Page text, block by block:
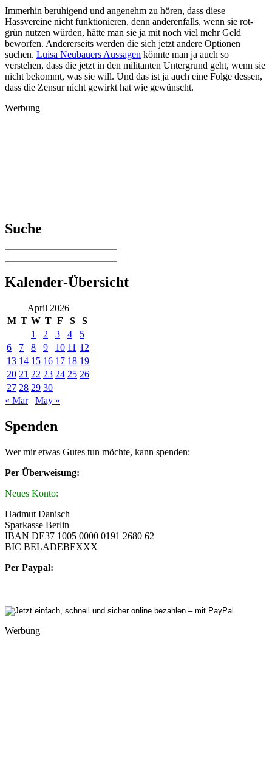
Immerhin beruhigend und angenehm zu hören, dass diese
Hassvereine nicht funktionieren, denn anderenfalls, wenn sie rot-
grün nutzen würden, hätte man sie ja mit noch viel mehr Geld
beworfen. Andererseits werden die sich jetzt andere Optionen
suchen. Luisa Neubauers Aussagen könnte man ja auch so
verstehen, dass die jetzt in den militanten Untergrund geht, wenn sie
nicht bekommt, was sie will. Und das ist ja auch eine Folge dessen,
dass die Zensur nicht gewirkt hat wie gewünscht.
Werbung
Suche
Kalender-Übersicht
April 2026
M T W T F S
S
1
2 3 4
5
6
7 8 9 10 11 12
13 14 15 16 17 18 19
20 21 22 23 24 25 26
27 28 29 30
« Mar
May »
Spenden
Wer mir etwas Gutes tun möchte, kann spenden:
Per Überweisung:
Neues Konto:
Hadmut Danisch
Sparkasse Berlin
IBAN DE37 1005 0000 0191 2680 62
BIC BELADEBEXXX
Per Paypal:
Werbung